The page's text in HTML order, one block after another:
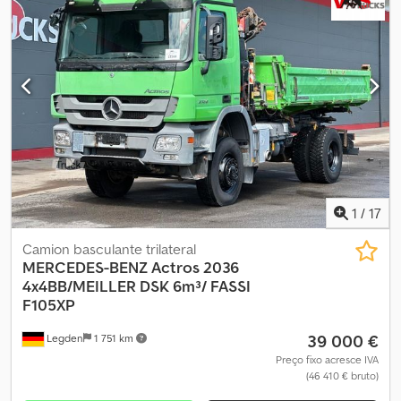
Asfx Am Ajr Transmissão manual Carroçaria basculante trilateral
Peso bruto: 8.800 kg Capacidade de carga útil: 3.340 kg
Comprimento total do camião: 6.550 mm Comprimento da caixa:
4.700 mm Distância entre eixos: 3.300 mm Suspensão de molas
parabólicas mecânicas Bloqueio do diferencial ABS Ar
condicionado Euro 5 Para-sol Espelhos e vidros elétricos Rádio
260.000 km.
1 / 17
Legden 1 751 km
Camion basculante trilateral
MERCEDES-BENZActros 2036
4x4BB/MEILLER DSK 6m³/ FASSI
F105XP
39 000 €
Preço fixo acresce IVA
(46 410 € bruto)